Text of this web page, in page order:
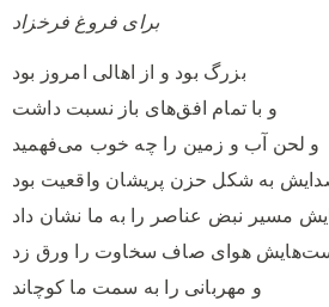
برای فروغ فرخزاد
بزرگ بود و از اهالی امروز بود
و با تمام افق‌های باز نسبت داشت
و لحن آب و زمین را چه خوب می‌فهمید
به شکل حزن پریشان واقعیت بود
مسیر نبض عناصر را به ما نشان داد
هوای صاف سخاوت را ورق زد
و مهربانی را به سمت ما کوچاند